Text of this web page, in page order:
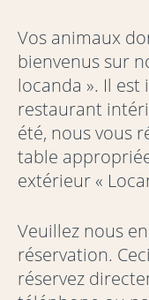
Vos animaux
bienvenus sur
locanda ». Il
restaurant
été, nous vous
table
extérieur «
Veuillez nous
réservation.
réservez